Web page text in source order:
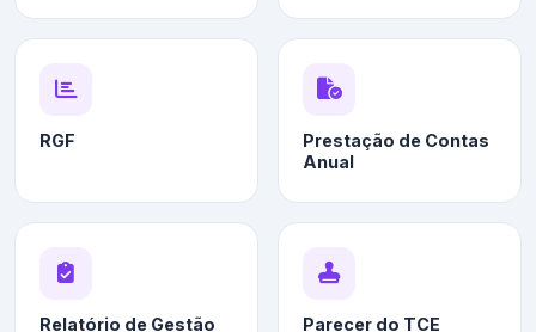
RGF
Prestação de Contas
Anual
Relatório de Gestão Parecer do TCE